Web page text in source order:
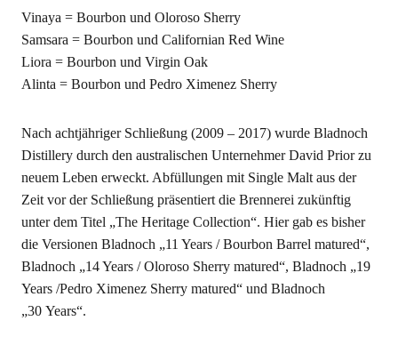
Vin­a­ya = Bour­bon und Olo­ro­so Sher­ry
Samsa­ra = Bour­bon und Cali­for­ni­an Red Wine
Lio­ra = Bour­bon und Vir­gin Oak
Ali­n­ta = Bour­bon und Pedro Xime­nez Sherry
Nach acht­jäh­ri­ger Schlie­ßung (2009 – 2017) wur­de Blad­noch
Distil­lery durch den aus­tra­li­schen Unter­neh­mer David Pri­or zu
neu­em Leben erweckt. Abfül­lun­gen mit Sin­gle Malt aus der
Zeit vor der Schlie­ßung prä­sen­tiert die Bren­ne­rei zukünf­tig
unter dem Titel „The Heri­ta­ge Coll­ec­tion“. Hier gab es bis­her
die Ver­sio­nen Blad­noch „11 Years / Bour­bon Bar­rel matu­red“,
Blad­noch „14 Years / Olo­ro­so Sher­ry matu­red“, Blad­noch „19
Years /Pedro Xime­nez Sher­ry matu­red“ und Blad­noch
„30 Years“.